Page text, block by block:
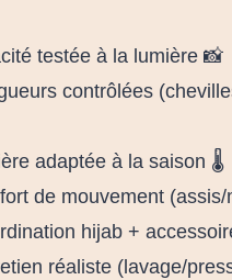
testée à la lumière 📸
contrôlées
adaptée à la saison 🌡️
de mouvement (assis/
hijab +
réaliste (lavage/